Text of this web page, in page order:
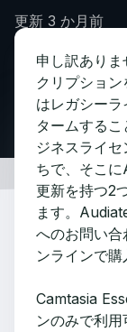
更新 3 か月前
申し訳あり
クリプショ
はレガシー
タームする
ジネスライ
ちで、そこ
更新を持つ2
ます。
へのお問い
ンラインで購
Camtasia
ンのみで利